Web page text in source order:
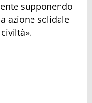
supponendo
azione solidale